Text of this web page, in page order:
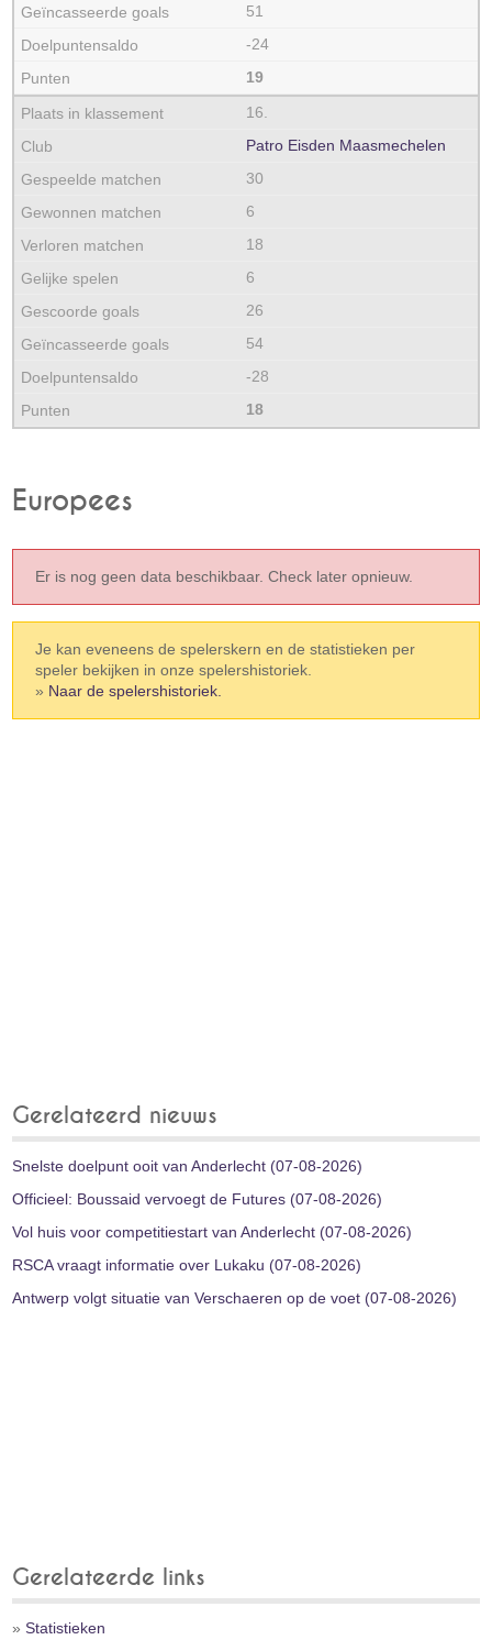
51
-24
19
16.
Patro Eisden Maasmechelen
30
6
18
6
26
54
-28
18
Europees
Er is nog geen data beschikbaar. Check later opnieuw.
Je kan eveneens de spelerskern en de statistieken per
speler bekijken in onze spelershistoriek.
» Naar de spelershistoriek.
Gerelateerd nieuws
Snelste doelpunt ooit van Anderlecht (07-08-2026)
Officieel: Boussaid vervoegt de Futures (07-08-2026)
Vol huis voor competitiestart van Anderlecht (07-08-2026)
RSCA vraagt informatie over Lukaku (07-08-2026)
Antwerp volgt situatie van Verschaeren op de voet (07-08-2026)
Gerelateerde links
»Statistieken